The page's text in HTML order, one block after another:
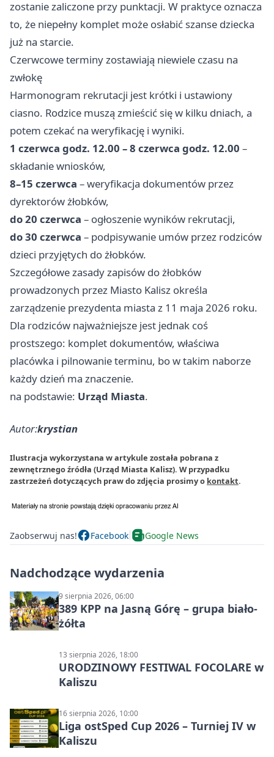
zostanie zaliczone przy punktacji. W praktyce oznacza
to, że niepełny komplet może osłabić szanse dziecka
już na starcie.
Czerwcowe terminy zostawiają niewiele czasu na
zwłokę
Harmonogram rekrutacji jest krótki i ustawiony
ciasno. Rodzice muszą zmieścić się w kilku dniach, a
potem czekać na weryfikację i wyniki.
1 czerwca godz. 12.00 – 8 czerwca godz. 12.00 –
składanie wniosków,
8–15 czerwca – weryfikacja dokumentów przez
dyrektorów żłobków,
do 20 czerwca – ogłoszenie wyników rekrutacji,
do 30 czerwca – podpisywanie umów przez rodziców
dzieci przyjętych do żłobków.
Szczegółowe zasady zapisów do żłobków
prowadzonych przez Miasto Kalisz określa
zarządzenie prezydenta miasta z 11 maja 2026 roku.
Dla rodziców najważniejsze jest jednak coś
prostszego: komplet dokumentów, właściwa
placówka i pilnowanie terminu, bo w takim naborze
każdy dzień ma znaczenie.
na podstawie: Urząd Miasta.
Autor:krystian
Ilustracja wykorzystana w artykule została pobrana z
zewnętrznego źródła (Urząd Miasta Kalisz). W przypadku
zastrzeżeń dotyczących praw do zdjęcia prosimy o kontakt.
Zaobserwuj nas! Facebook Google News
Nadchodzące wydarzenia
9 sierpnia 2026, 06:00
389 KPP na Jasną Górę – grupa biało-
żółta
13 sierpnia 2026, 18:00
URODZINOWY FESTIWAL FOCOLARE w
Kaliszu
16 sierpnia 2026, 10:00
Liga ostSped Cup 2026 – Turniej IV w
Kaliszu